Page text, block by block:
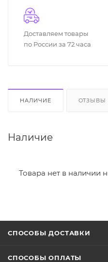
Доставляем товары
по России за 72 часа
НАЛИЧИЕ ОТЗЫВЫ
Наличие
Товара нет в наличии
СПОСОБЫ ДОСТАВКИ
СПОСОБЫ ОПЛАТЫ